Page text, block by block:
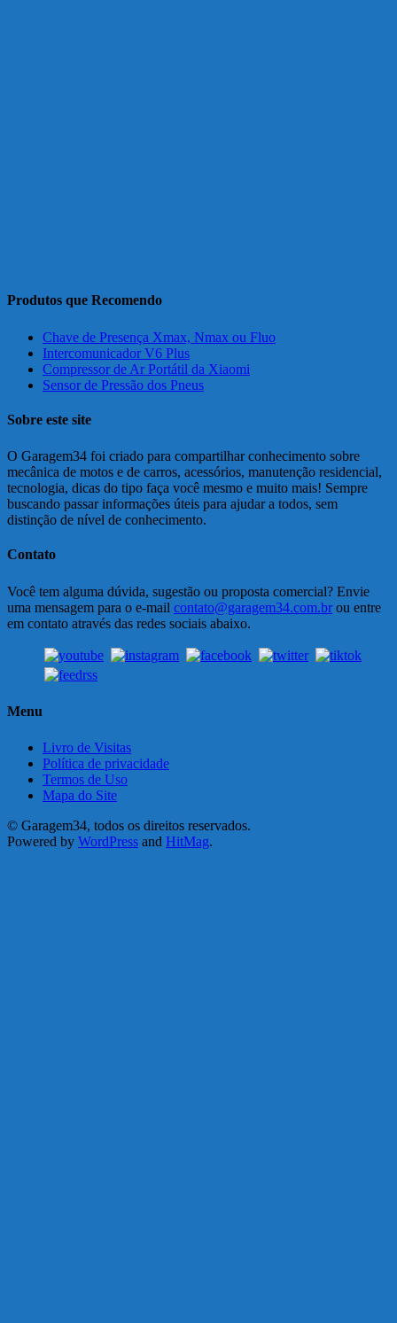
Produtos que Recomendo
Chave de Presença Xmax, Nmax ou Fluo
Intercomunicador V6 Plus
Compressor de Ar Portátil da Xiaomi
Sensor de Pressão dos Pneus
Sobre este site
O Garagem34 foi criado para compartilhar conhecimento sobre
mecânica de motos e de carros, acessórios, manutenção residencial,
tecnologia, dicas do tipo faça você mesmo e muito mais! Sempre
buscando passar informações úteis para ajudar a todos, sem
distinção de nível de conhecimento.
Contato
Você tem alguma dúvida, sugestão ou proposta comercial? Envie
uma mensagem para o e-mail contato@garagem34.com.br ou entre
em contato através das redes sociais abaixo.
Menu
Livro de Visitas
Política de privacidade
Termos de Uso
Mapa do Site
© Garagem34, todos os direitos reservados.
Powered by WordPress and HitMag.